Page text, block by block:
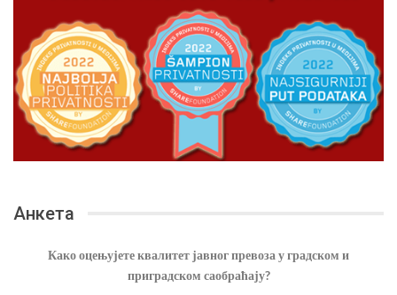
Анкета
Како оцењујете квалитет јавног превоза у градском и
приградском саобраћају?